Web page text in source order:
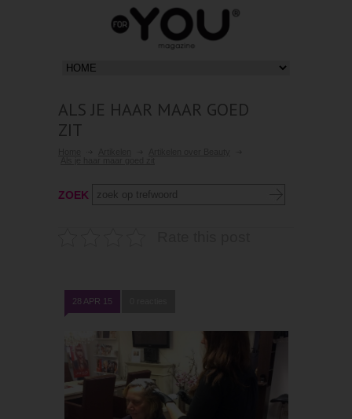
ALS JE HAAR MAAR GOED
ZIT
ZOEK
28 APR 15